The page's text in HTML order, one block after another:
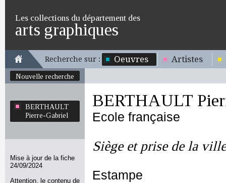
Les collections du département des
arts graphiques
Recherche sur : Oeuvres Artistes
Nouvelle recherche
BERTHAULT
Pierre-Gabriel
Mise à jour de la fiche
24/09/2024
Attention, le contenu de
BERTHAULT
Ecole française
Siège et prise de la
Estampe